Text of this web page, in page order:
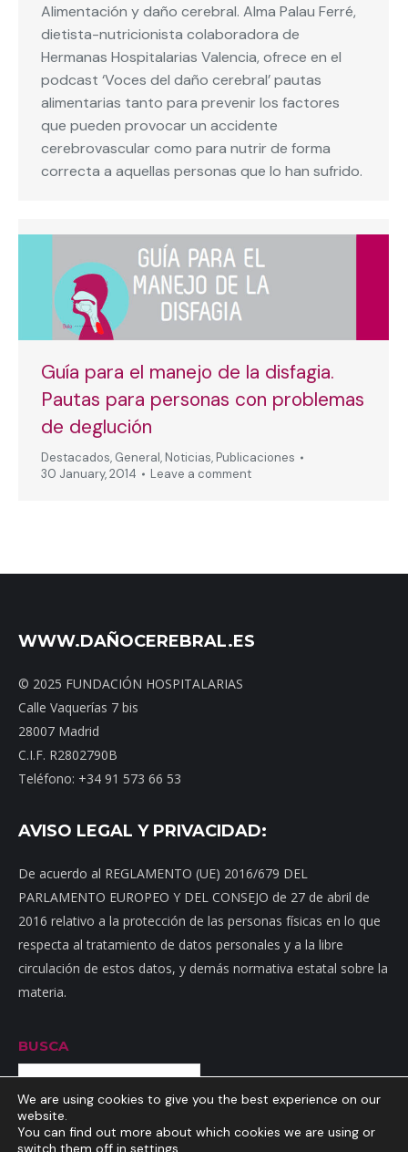
Alimentación y daño cerebral. Alma Palau Ferré,
dietista-nutricionista colaboradora de
Hermanas Hospitalarias Valencia, ofrece en el
podcast ‘Voces del daño cerebral’ pautas
alimentarias tanto para prevenir los factores
que pueden provocar un accidente
cerebrovascular como para nutrir de forma
correcta a aquellas personas que lo han sufrido.
Guía para el manejo de la disfagia.
Pautas para personas con problemas
de deglución
Destacados, General, Noticias, Publicaciones
30 January, 2014
Leave a comment
WWW.DAÑOCEREBRAL.ES
© 2025 FUNDACIÓN HOSPITALARIAS
Calle Vaquerías 7 bis
28007 Madrid
C.I.F. R2802790B
Teléfono: +34 91 573 66 53
AVISO LEGAL Y PRIVACIDAD:
De acuerdo al REGLAMENTO (UE) 2016/679 DEL
PARLAMENTO EUROPEO Y DEL CONSEJO de 27 de abril de
2016 relativo a la protección de las personas físicas en lo que
respecta al tratamiento de datos personales y a la libre
circulación de estos datos, y demás normativa estatal sobre la
materia.
BUSCA
Buscar
We are using cookies to give you the best experience on our
website.
You can find out more about which cookies we are using or
switch them off in settings